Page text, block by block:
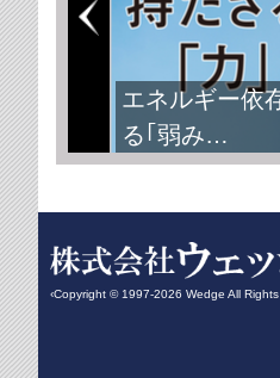
エネルギー依
る｢弱み…
‹Copyright © 1997-2026 Wedge All Rights